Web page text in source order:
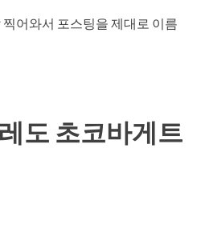
어와서 포스팅을 제대로 이름
도 초코바게트